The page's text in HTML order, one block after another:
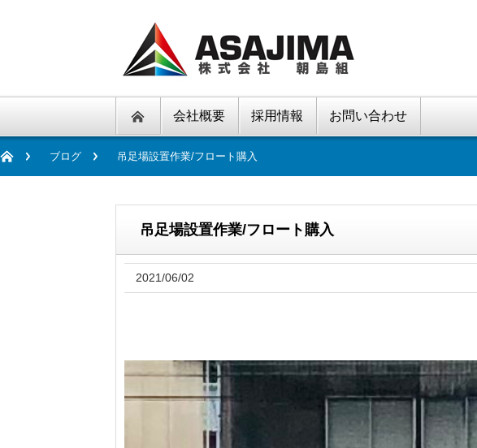
会社概要 採用情報 お問い合わせ
ブログ 吊足場設置作業/フロート購入
吊足場設置作業/フロート購入
2021/06/02